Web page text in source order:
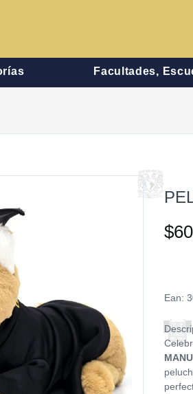
Facultades,
Ean:
MANU